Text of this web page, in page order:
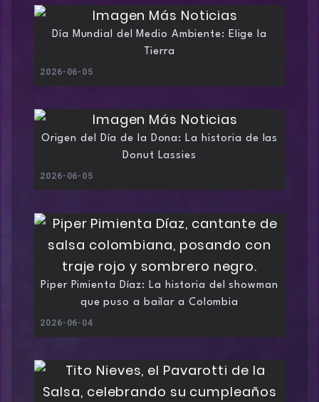
Día Mundial del Medio Ambiente: Elige la
Tierra
2026-06-05
Origen del Día de la Dona: La historia de las
Donut Lassies
2026-06-05
Piper Pimienta Díaz: La historia del showman
que puso a bailar a Colombia
2026-06-04